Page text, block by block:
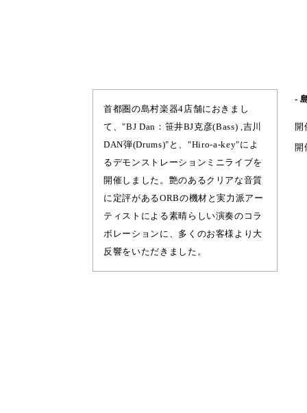
首都圏の島村楽器4店舗におきまし
て、"BJ Dan：笹井BJ克彦(Bass) ,吉川
DAN弾(Drums)"と、"Hiro-a-key"によ
るデモンストレーションミニライブを
開催しました。艶のあるクリアな音質
に定評があるORBの機材と実力派アー
ティストによる素晴らしい演奏のコラ
ボレーションに、多くのお客様より大
反響をいただきました。
-
開
開